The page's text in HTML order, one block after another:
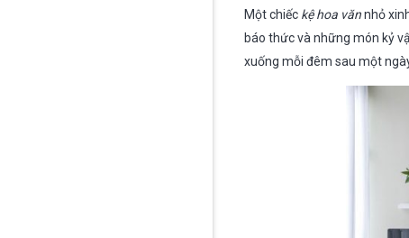
Một chiếc kệ hoa vănnhỏ
báo thức và những món kỷ
xuống mỗi đêm sau một